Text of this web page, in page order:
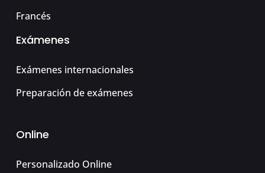
Francés
Exámenes
Exámenes internacionales
Preparación de exámenes
Online
Personalizado Online